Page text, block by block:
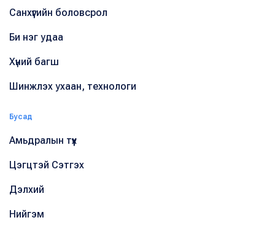
Санхүүгийн боловсрол
Би нэг удаа
Хүний багш
Шинжлэх ухаан, технологи
Бусад
Амьдралын түүх
Цэгцтэй Сэтгэх
Дэлхий
Нийгэм